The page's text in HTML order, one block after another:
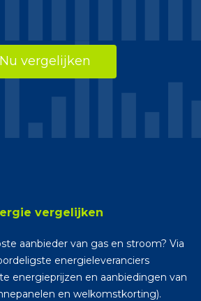
Nu vergelijken
vergelijken
aanbieder van gas en stroom? Via
energieleveranciers
energieprijzen en aanbiedingen van
en welkomstkorting).